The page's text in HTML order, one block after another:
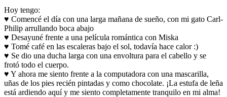
Hoy tengo:
♥ Comencé el día con una larga mañana de sueño, con mi gato Carl-
Philip arrullando boca abajo
♥ Desayuné frente a una película romántica con Miska
♥ Tomé café en las escaleras bajo el sol, todavía hace calor :)
♥ Se dio una ducha larga con una envoltura para el cabello y se
frotó todo el cuerpo.
♥ Y ahora me siento frente a la computadora con una mascarilla,
uñas de los pies recién pintadas y como chocolate. ¡La estufa de leña
está ardiendo aquí y me siento completamente tranquilo en mi alma!